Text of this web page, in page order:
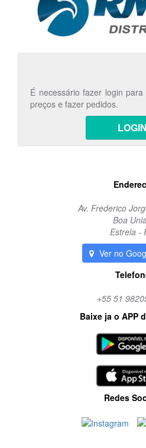
É necessário fazer login
preços e fazer pedidos.
LOGIN
Av. Frederico
Boa
Estrela -
Ver no
+55 51
Baixe ja o APP
Redes